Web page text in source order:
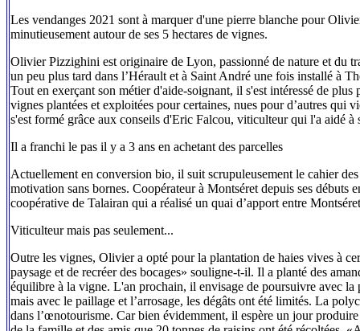
Les vendanges 2021 sont à marquer d'une pierre blanche pour
minutieusement autour de ses 5 hectares de vignes.
Olivier Pizzighini est originaire de Lyon, passionné de nature et du
un peu plus tard dans l’Hérault et à Saint André une fois installé à
Tout en exerçant son métier d'aide-soignant, il s'est intéressé de
vignes plantées et exploitées pour certaines, nues pour d’autres qui
s'est formé grâce aux conseils d'Eric Falcou, viticulteur qui l'a aidé à
Il a franchi le pas il y a 3 ans en achetant des parcelles
Actuellement en conversion bio, il suit scrupuleusement le cahier
motivation sans bornes. Coopérateur à Montséret depuis ses
coopérative de Talairan qui a réalisé un quai d’apport entre
Viticulteur mais pas seulement...
Outre les vignes, Olivier a opté pour la plantation de haies vives à
paysage et de recréer des bocages» souligne-t-il. Il a planté des
équilibre à la vigne. L'an prochain, il envisage de poursuivre avec la
mais avec le paillage et l’arrosage, les dégâts ont été limités. La
dans l’œnotourisme. Car bien évidemment, il espère un jour